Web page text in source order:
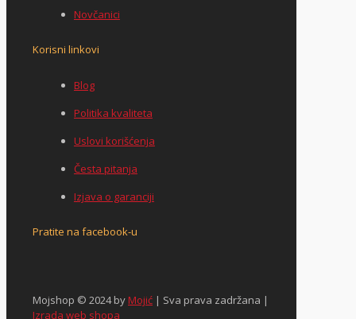
Novčanici
Korisni linkovi
Blog
Politika kvaliteta
Uslovi korišćenja
Česta pitanja
Izjava o garanciji
Pratite na facebook-u
Mojshop © 2024 byMojić | Sva prava zadržana |
Izrada web shopa